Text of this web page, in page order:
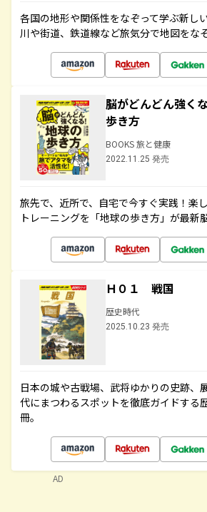
各国の地形や関係性をなぞって学ぶ新し
川や街道、鉄道線など旅気分で地図をな
脳がどんどん強く
歩き方
BOOKS 旅と健康
2022.11.25 発売
旅先で、近所で、自宅で今すぐ実践！楽
トレーニングを「地球の歩き方」が最新
Ｈ０１ 戦国
歴史時代
2025.10.23 発売
日本の城や古戦場、武将ゆかりの史跡、
代にまつわるスポットを徹底ガイドする
冊。
AD